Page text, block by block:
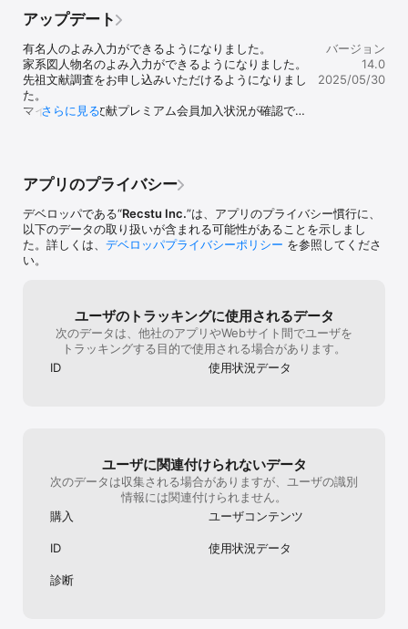
・鰯さん、出世さん、仏さんなどの珍名さん情報も満載。
・家紋検索機能では、家紋の特徴や戦国時代の有名武将・大名の名
字で家紋の情報を調べることができる。
・約30万種あるとされる日本の名字(姓)情報を、随時、更新・追加
していき、国内の名字由来情報の100%近くを目指す「名字の百科事
典」。
・twitter,Facebookなどの各種SNSと情報連携し、使いやすさがパ
ワーアップ。名字由来netの世界を一層お楽しみいただけます。
No.1の名字由来netが提供する家系図アプリです。
・ご自分の家族の家系図が作成でき、公開したユーザー様同士のご
先祖様や遠縁が相互に繋がることができる。
・年表形式で家族やご先祖様を見やすく管理できる。
・人物を好きな位置に移動し、親や配偶者を自由に設定できます。
・家系図のデザインを選択することができるため、自分好みの家系
・作った家系図はパソコンでも参照、編集できます。 【みんなの家
系図】 https://myoji-yurai.net/familyTree/
・作成した家系図はスマホの画像フォルダやPDFファイルとして保
存できるので、ご家族やご親戚の方とも簡単に共有することができ
む」欄に掲載できます。「名字伝言板」では、自由にユーザー同士
で名字についてなど情報の交換ができます。「みんなの家紋のはな
し」で、ご自身の家の家紋についての情報を投稿することもできま
コンテンツは名字由来netのWeb版と相互連携しておりますので日
名字由来netアプリは、家系図取扱業として唯一のプライバシーマー
※遠縁とつながるためにはプレミアム会員への登録が必要となりま
アップデート
有名人のよみ入力ができるようになりました。
家系図人物名のよみ入力ができるようになりました。
先祖文献調査をお申し込みいただけるようになりまし
た。
マイページで文献プレミアム会員加入状況が確認でき
家系図チュートリアルの説明を修正しました。
広告表示を変更しました。
の広告非表示となりました。
お城がいいねアプリと連携できるようになりました
すでにプレミアム会員(永年)ご加入の方向けに、Pro
会員へのアップグレードプランをご用意しました。
様々な条件を組み合わせて検索できる、詳細検索機能
を追加しました。
動作環境がiOS13以降となりました。iOS13未満をご
利用でアプリが動作しない方は、一度アンインストー
家系図を画像で保存できるようになりました。
親が登録されていなくても兄弟姉妹を登録できるよう
戒名などが登録できる、Pro機能が追加されました。
みんなの名字の由来の投稿ができないと表示される点
家紋情報が8,000種に増えました。
永年プラン加入時のメッセージ内容を変更しました。
さらに見る
バージョン
14.0
2025/05/30
アプリのプライバシー
デベロッパである“Recstu Inc.”は、アプリのプライバシー慣行に、
以下のデータの取り扱いが含まれる可能性があることを示しまし
た。詳しくは、 デベロッパプライバシーポリシー を参照してくださ
い。
ユーザのトラッキングに使用されるデータ
次のデータは、他社のアプリやWebサイト間でユーザを
トラッキングする目的で使用される場合があります。
ID
使用状況データ
ユーザに関連付けられないデータ
次のデータは収集される場合がありますが、ユーザの識別
情報には関連付けられません。
購入
ユーザコンテンツ
ID 使用状況データ
診断